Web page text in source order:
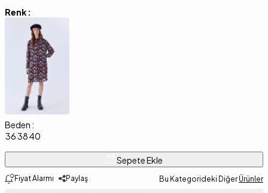
Renk :
Beden :
363840
Sepete Ekle
Fiyat Alarmı Paylaş Bu Kategorideki Diğer Ürünler